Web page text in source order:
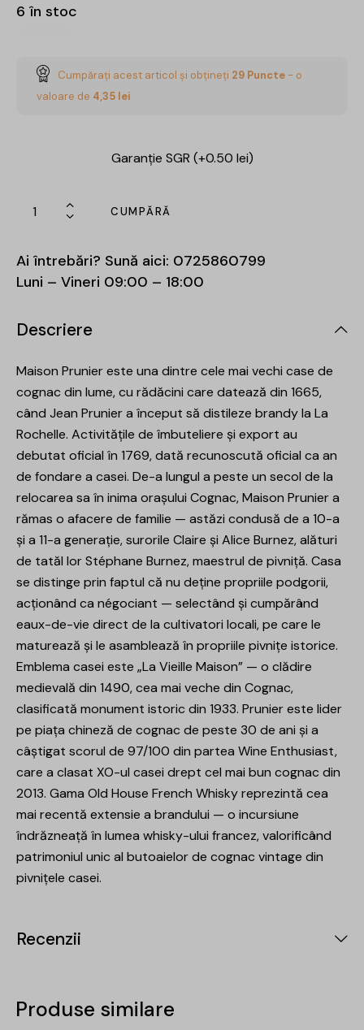
6 în stoc
Cumpărați acest articol și obțineți 29 Puncte - o
valoare de 4,35 lei
Garanție SGR (+0.50 lei)
CUMPĂRĂ
Ai întrebări? Sună aici: 0725860799
Luni – Vineri 09:00 – 18:00
Descriere
Maison Prunier este una dintre cele mai vechi case de
cognac din lume, cu rădăcini care datează din 1665,
când Jean Prunier a început să distileze brandy la La
Rochelle. Activitățile de îmbuteliere și export au
debutat oficial în 1769, dată recunoscută oficial ca an
de fondare a casei. De-a lungul a peste un secol de la
relocarea sa în inima orașului Cognac, Maison Prunier a
rămas o afacere de familie — astăzi condusă de a 10-a
și a 11-a generație, surorile Claire și Alice Burnez, alături
de tatăl lor Stéphane Burnez, maestrul de pivniță. Casa
se distinge prin faptul că nu deține propriile podgorii,
acționând ca négociant — selectând și cumpărând
eaux-de-vie direct de la cultivatori locali, pe care le
maturează și le asamblează în propriile pivnițe istorice.
Emblema casei este „La Vieille Maison” — o clădire
medievală din 1490, cea mai veche din Cognac,
clasificată monument istoric din 1933. Prunier este lider
pe piața chineză de cognac de peste 30 de ani și a
câștigat scorul de 97/100 din partea Wine Enthusiast,
care a clasat XO-ul casei drept cel mai bun cognac din
2013. Gama Old House French Whisky reprezintă cea
mai recentă extensie a brandului — o incursiune
îndrăzneață în lumea whisky-ului francez, valorificând
patrimoniul unic al butoaielor de cognac vintage din
pivnițele casei.
Recenzii
Produse similare